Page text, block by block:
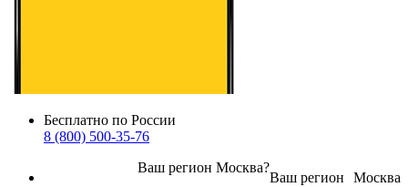
Бесплатно по России
8 (800) 500-35-76
Москва
Ваш регион
Ваш регион Москва?